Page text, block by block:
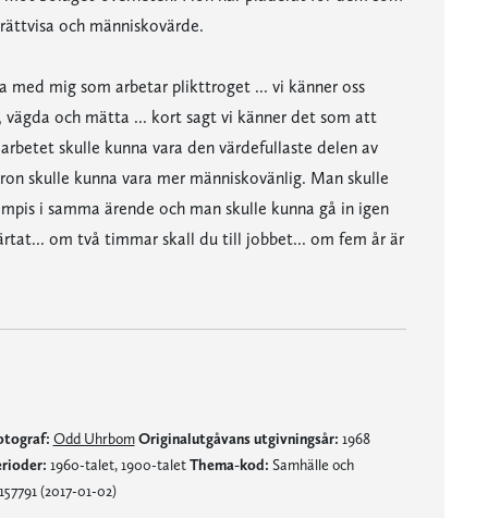
och människovärde.
med mig som arbetar plikttroget ... vi känner oss
och mätta ... kort sagt vi känner det som att
skulle kunna vara den värdefullaste delen av
skulle kunna vara mer människovänlig. Man skulle
i samma ärende och man skulle kunna gå in igen
om två timmar skall du till jobbet... om fem år är
Odd Uhrbom Originalutgåvans utgivningsår: 1968
1960-talet, 1900-taletThema-kod: Samhälle och
(2017-01-02)